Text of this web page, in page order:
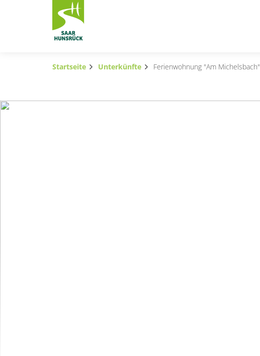
Zum Hauptinhalt springen
Subnavigation umschalten
Startseite Unterkünfte Ferienwohnung "Am Michelsbach"